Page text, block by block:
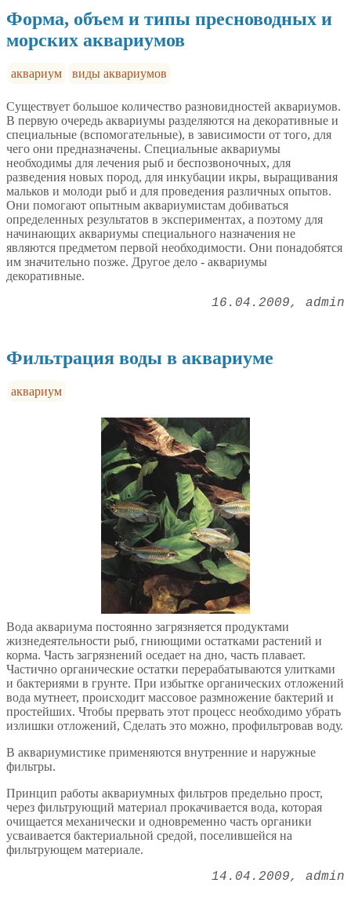
Форма, объем и типы пресноводных и
морских аквариумов
аквариум виды аквариумов
Существует большое количество разновидностей аквариумов.
В первую очередь аквариумы разделяются на декоративные и
специальные (вспомогательные), в зависимости от того, для
чего они предназначены. Специальные аквариумы
необходимы для лечения рыб и беспозвоночных, для
разведения новых пород, для инкубации икры, выращивания
мальков и молоди рыб и для проведения различных опытов.
Они помогают опытным аквариумистам добиваться
определенных результатов в экспериментах, а поэтому для
начинающих аквариумы специального назначения не
являются предметом первой необходимости. Они понадобятся
им значительно позже. Другое дело - аквариумы
декоративные.
16.04.2009 admin
Фильтрация воды в аквариуме
аквариум
Вода аквариума постоянно загрязняется продуктами
жизнедеятельности рыб, гниющими остатками растений и
корма. Часть загрязнений оседает на дно, часть плавает.
Частично органические остатки перерабатываются улитками
и бактериями в грунте. При избытке органических отложений
вода мутнеет, происходит массовое размножение бактерий и
простейших. Чтобы прервать этот процесс необходимо убрать
излишки отложений, Сделать это можно, профильтровав воду.
В аквариумистике применяются внутренние и наружные
фильтры.
Принцип работы аквариумных фильтров предельно прост,
через фильтрующий материал прокачивается вода, которая
очищается механически и одновременно часть органики
усваивается бактериальной средой, поселившейся на
фильтрующем материале.
14.04.2009 admin